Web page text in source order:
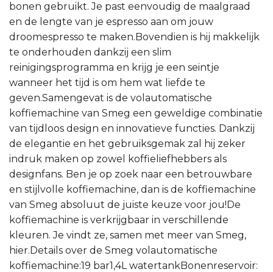
bonen gebruikt. Je past eenvoudig de maalgraad
en de lengte van je espresso aan om jouw
droomespresso te maken.Bovendien is hij makkelijk
te onderhouden dankzij een slim
reinigingsprogramma en krijg je een seintje
wanneer het tijd is om hem wat liefde te
geven.Samengevat is de volautomatische
koffiemachine van Smeg een geweldige combinatie
van tijdloos design en innovatieve functies. Dankzij
de elegantie en het gebruiksgemak zal hij zeker
indruk maken op zowel koffieliefhebbers als
designfans. Ben je op zoek naar een betrouwbare
en stijlvolle koffiemachine, dan is de koffiemachine
van Smeg absoluut de juiste keuze voor jou!De
koffiemachine is verkrijgbaar in verschillende
kleuren. Je vindt ze, samen met meer van Smeg,
hier.Details over de Smeg volautomatische
koffiemachine:19 bar1,4L watertankBonenreservoir: